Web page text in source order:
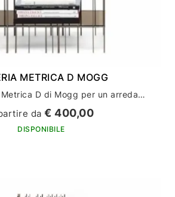
METRICA D MOGG
Scegli la libreria Metrica D di Mogg per un arredamento casa moderno ed elegante
da€ 400,00
DISPONIBILE